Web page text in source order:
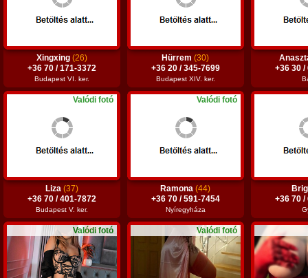
Xingxing (26)
+36 70 / 171-3372
Budapest VI. ker.
Hürrem(30)
+36 20 / 345-7699
Budapest XIV. ker.
+36 30 /
Valódi fotó
Liza (37)
+36 70 / 401-7872
Budapest V. ker.
Valódi fotó
Ramona(44)
+36 70 / 591-7454
Nyíregyháza
+36 70 /
Valódi fotó Valódi fotó